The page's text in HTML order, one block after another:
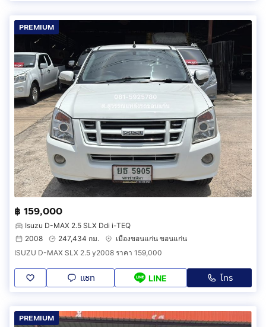
PREMIUM
฿ 159,000
Isuzu D-MAX 2.5 SLX Ddi i-TEQ
2008
247,434 กม.
เมืองขอนแก่น ขอนแก่น
ISUZU D-MAX SLX 2.5 y2008 ราคา 159,000
แชท LINE โทร
PREMIUM